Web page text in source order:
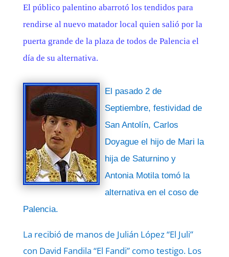
El público palentino abarrotó los tendidos para
rendirse al nuevo matador local quien salió por la
puerta grande de la plaza de todos de Palencia el
día de su alternativa.
El pasado 2 de
Septiembre, festividad de
San Antolín, Carlos
Doyague el hijo de Mari la
hija de Saturnino y
Antonia Motila tomó la
alternativa en el coso de
Palencia.
La recibió de manos de Julián López “El Juli”
con David Fandila “El Fandi” como testigo. Los